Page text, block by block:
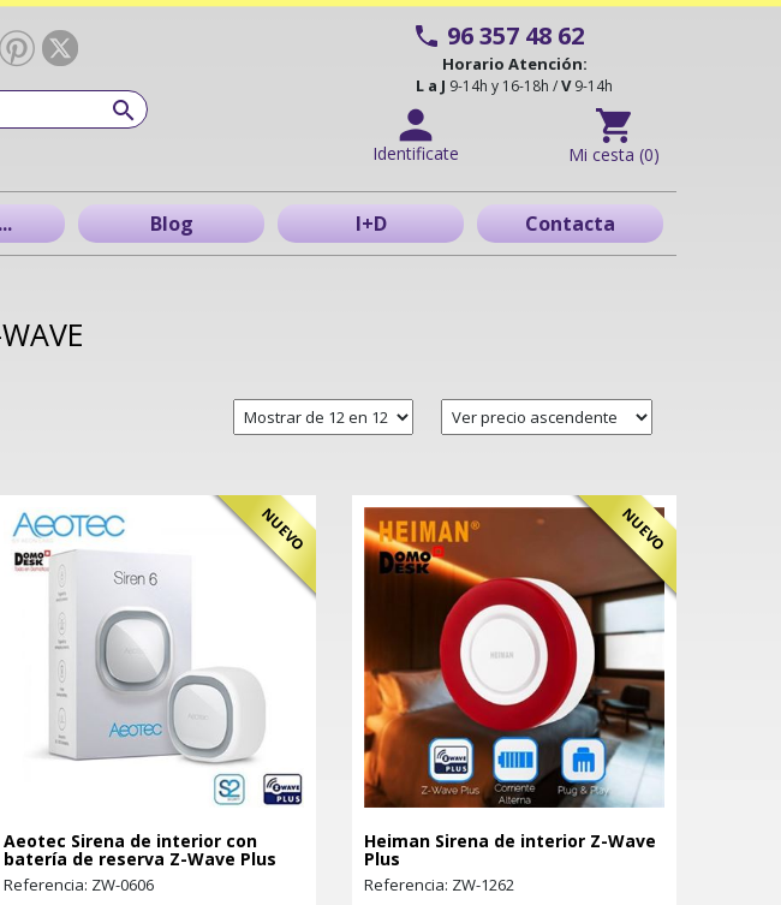
96 357 48 62
Horario Atención:
L a J 9-14h y 16-18h /V9-14h
Identificate Mi cesta (0)
Blog I+D Contacta
NUEVO
Aeotec Sirena de interior con
batería de reserva Z-Wave Plus
Referencia: ZW-0606
NUEVO
Heiman Sirena de interior Z-Wave
Plus
Referencia: ZW-1262